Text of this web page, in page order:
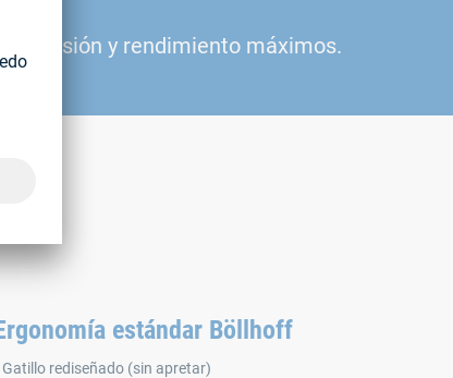
precisión y rendimiento máximos.
estándar Böllhoff
Gatillo rediseñado (sin apretar)